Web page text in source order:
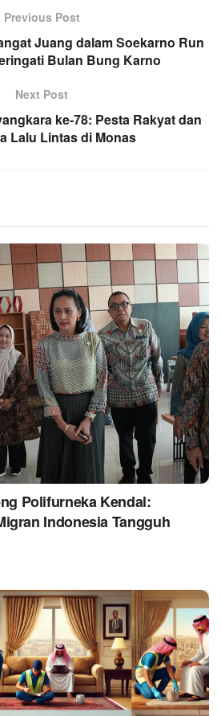
Previous Post
Juang dalam Soekarno Run
Bulan Bung Karno
Next Post
ke-78: Pesta Rakyat dan
Lalu Lintas di Monas
Polifurneka Kendal:
Indonesia Tangguh